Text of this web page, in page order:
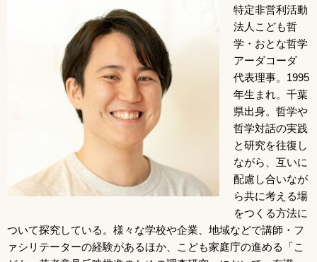
特定非営利活動
法人こども哲
学・おとな哲学
アーダコーダ
代表理事。1995
年生まれ。千葉
県出身。哲学や
哲学対話の実践
と研究を往復し
ながら、互いに
配慮し合いなが
ら共に考える場
をつくる方法に
ついて探究している。様々な学校や企業、地域などで講師・フ
ァシリテーターの経験があるほか、こども家庭庁の進める「こ